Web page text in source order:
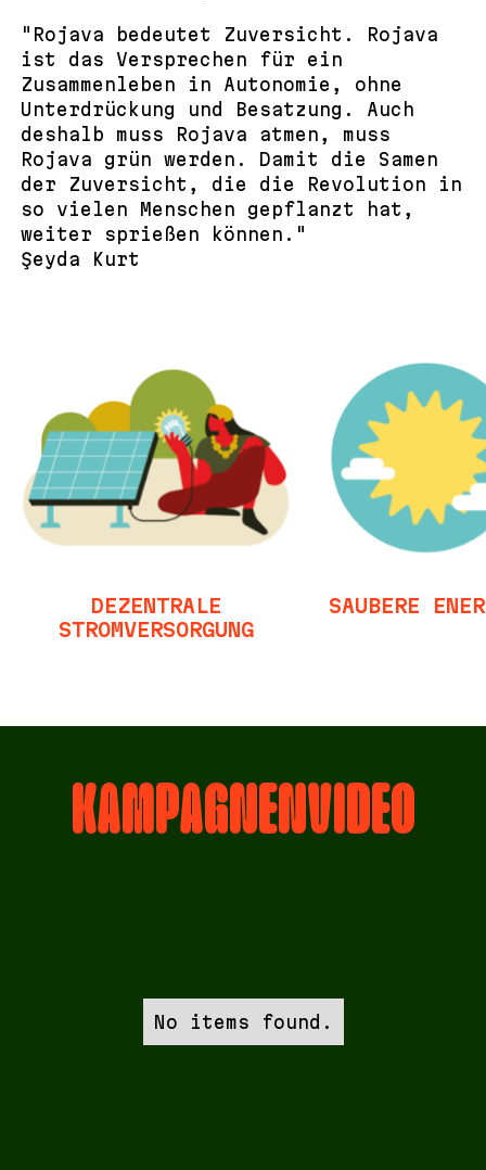
"Rojava bedeutet Zuversicht. Rojava
ist das Versprechen für ein
Zusammenleben in Autonomie, ohne
Unterdrückung und Besatzung. Auch
deshalb muss Rojava atmen, muss
Rojava grün werden. Damit die Samen
der Zuversicht, die die Revolution in
so vielen Menschen gepflanzt hat,
weiter sprießen können."
Şeyda Kurt
DEZENTRALE
STROMVERSORGUNG
SAUBERE
KAMPAGNENVIDEO
No items found.